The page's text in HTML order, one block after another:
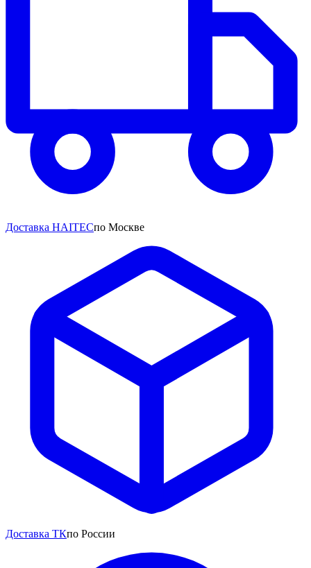
Доставка HAITECпо Москве
Доставка ТКпо России